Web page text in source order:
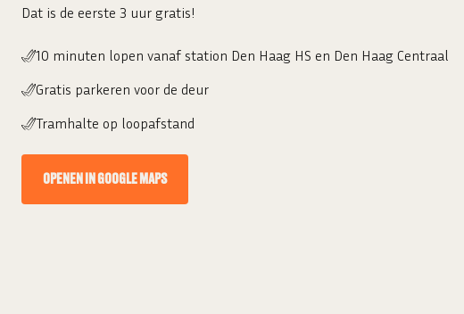
Dat is de eerste 3 uur gratis!
10 minuten lopen vanaf station Den Haag HS en Den Haag Centraal
Gratis parkeren voor de deur
Tramhalte op loopafstand
OPENEN IN GOOGLE MAPS